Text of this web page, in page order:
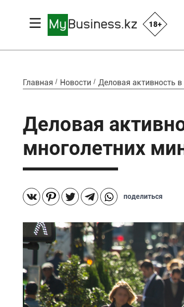
18+
Главная Новости Деловая активность
Деловая
многолетних
поделиться